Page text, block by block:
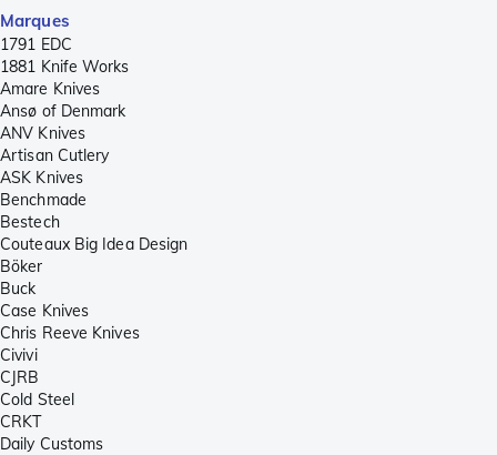
Marques
1791 EDC
1881 Knife Works
Amare Knives
Ansø of Denmark
ANV Knives
Artisan Cutlery
ASK Knives
Benchmade
Bestech
Couteaux Big Idea Design
Böker
Buck
Case Knives
Chris Reeve Knives
Civivi
CJRB
Cold Steel
CRKT
Daily Customs